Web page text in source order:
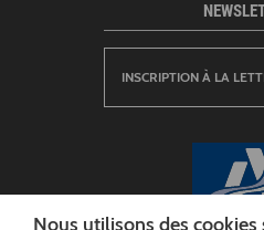
INSCRIPTION À LA
Nous utilisons des cookies